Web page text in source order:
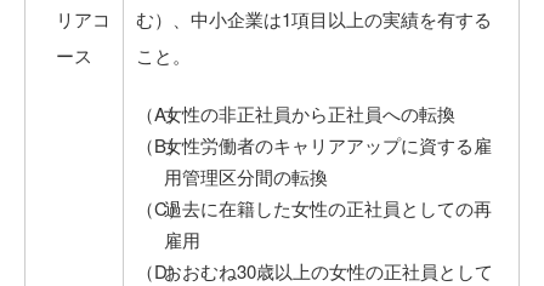
リアコ
ース
む）、中小企業は1項目以上の実績を有する
こと。
女性の非正社員から正社員への転換
女性労働者のキャリアアップに資する雇
用管理区分間の転換
過去に在籍した女性の正社員としての再
雇用
おおむね30歳以上の女性の正社員として